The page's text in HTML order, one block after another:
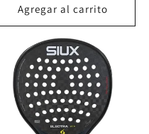
Agregar al carrito